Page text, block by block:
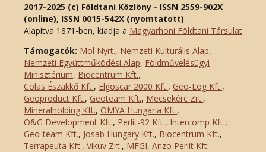
2017-2025 (c) Földtani Közlöny - ISSN 2559-902X
(online), ISSN 0015-542X (nyomtatott).
Alapítva 1871-ben, kiadja a Magyarhoni Földtani Társulat
Támogatók: Mol Nyrt., Nemzeti Kulturális Alap,
Nemzeti Együttműködési Alap, Földművelésügyi
Minisztérium, Biocentrum Kft.,
Colas Északkő Kft., Elgoscar 2000 Kft., Geo-Log Kft.,
Geoproduct Kft., Geoteam Kft., Mecsekérc Zrt.,
Mineralholding Kft., OMYA Hungária Kft.,
O&G Development Kft., Perlit-92 Kft., Intercomp Kft.,
Geo-team Kft., Josab Hungary Kft., Biocentrum Kft.,
Terrapeuta Kft., Vikuv Zrt., MFGI, Anzo Perlit Kft.